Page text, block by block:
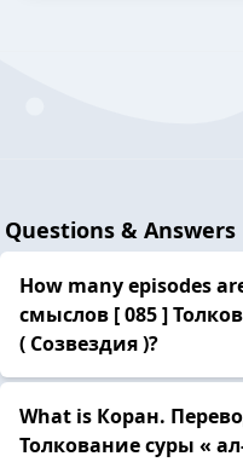
Questions & Answers
How many episodes
смыслов [ 085 ]
( Созвездия )?
What is Коран.
Толкование cуры «